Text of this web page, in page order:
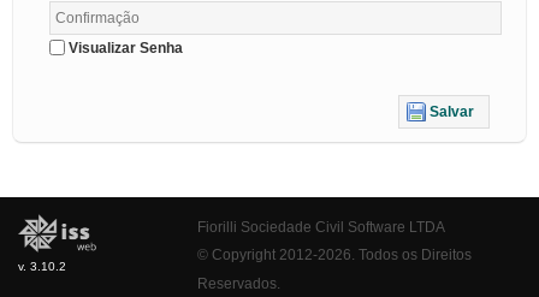
Visualizar Senha
Salvar
v. 3.10.2
Fiorilli Sociedade Civil Software LTDA
© Copyright 2012-2026. Todos os Direitos
Reservados.